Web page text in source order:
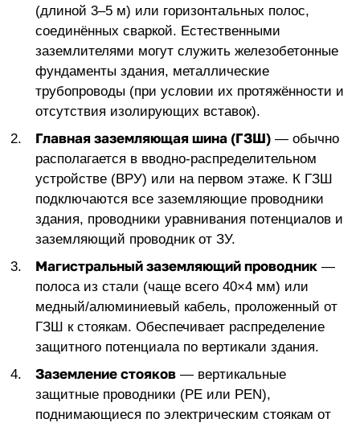
(длиной 3–5 м) или горизонтальных полос,
соединённых сваркой. Естественными
заземлителями могут служить железобетонные
фундаменты здания, металлические
трубопроводы (при условии их протяжённости и
отсутствия изолирующих вставок).
Главная заземляющая шина (ГЗШ) — обычно
располагается в вводно-распределительном
устройстве (ВРУ) или на первом этаже. К ГЗШ
подключаются все заземляющие проводники
здания, проводники уравнивания потенциалов и
заземляющий проводник от ЗУ.
Магистральный заземляющий проводник —
полоса из стали (чаще всего 40×4 мм) или
медный/алюминиевый кабель, проложенный от
ГЗШ к стоякам. Обеспечивает распределение
защитного потенциала по вертикали здания.
Заземление стояков — вертикальные
защитные проводники (PE или PEN),
поднимающиеся по электрическим стоякам от